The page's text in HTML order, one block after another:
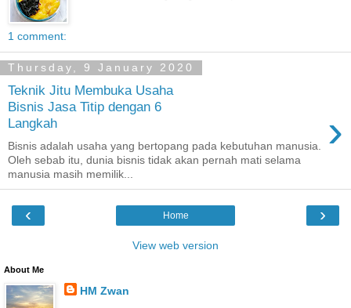
1 comment:
Thursday, 9 January 2020
Teknik Jitu Membuka Usaha
Bisnis Jasa Titip dengan 6
Langkah
›
Bisnis adalah usaha yang bertopang pada kebutuhan manusia.
Oleh sebab itu, dunia bisnis tidak akan pernah mati selama
manusia masih memilik...
‹ ›
Home
View web version
About Me
HM Zwan